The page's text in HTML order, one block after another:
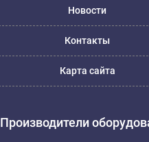
Новости
Контакты
Карта сайта
Производители